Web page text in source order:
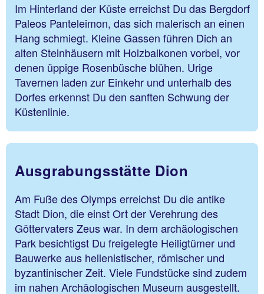
Im Hinterland der Küste erreichst Du das Bergdorf
Paleos Panteleimon, das sich malerisch an einen
Hang schmiegt. Kleine Gassen führen Dich an
alten Steinhäusern mit Holzbalkonen vorbei, vor
denen üppige Rosenbüsche blühen. Urige
Tavernen laden zur Einkehr und unterhalb des
Dorfes erkennst Du den sanften Schwung der
Küstenlinie.
Ausgrabungsstätte Dion
Am Fuße des Olymps erreichst Du die antike
Stadt Dion, die einst Ort der Verehrung des
Göttervaters Zeus war. In dem archäologischen
Park besichtigst Du freigelegte Heiligtümer und
Bauwerke aus hellenistischer, römischer und
byzantinischer Zeit. Viele Fundstücke sind zudem
im nahen Archäologischen Museum ausgestellt.